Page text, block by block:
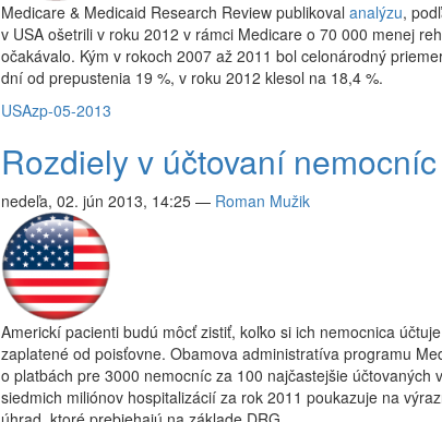
Medicare & Medicaid Research Review publikoval analýzu,
v USA ošetrili v roku 2012 v rámci Medicare o 70 000 menej
očakávalo. Kým v rokoch 2007 až 2011 bol celonárodný
dní od prepustenia 19 %, v roku 2012 klesol na 18,4 %.
USAzp-05-2013
Rozdiely v účtovaní
nedeľa, 02. jún 2013, 14:25 — Roman Mužik
Americkí pacienti budú môcť zistiť, koľko si ich nemocnica
zaplatené od poisťovne. Obamova administratíva programu
o platbách pre 3000 nemocníc za 100 najčastejšie účtovaných
siedmich miliónov hospitalizácií za rok 2011 poukazuje na